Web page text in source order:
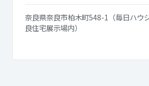
奈良県奈良市柏木町548-1（毎日ハウ
良住宅展示場内）